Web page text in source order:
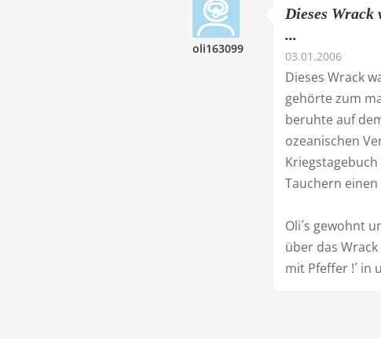
oli163099
Dieses Wrack
...
03.01.2006
Dieses Wrack
gehörte zum
beruhte auf
ozeanischen
Tauchern
Oli´s gewohnt
über das
mit Pfeffer !´ in